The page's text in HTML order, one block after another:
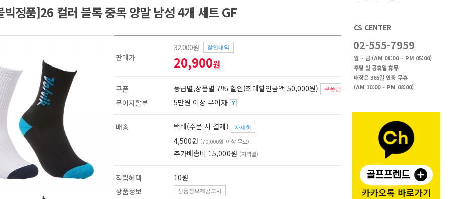
CS CENTER
02-555-7959
월 ~ 금 (AM 08:00 ~ PM 05:00)
주말 및 공휴일 휴무
매장은 365일 연중 무휴
(AM 10:00 ~ PM 08:00)
빅정품]26 컬러 블록 중목 양말 남성 4개 세트 GF
35%
판매가
32,000원 할인내역
20,900원
쿠폰 등급별,상품별 7% 할인(최대할인금액 50,000원) 쿠폰받기
무이자할부 5만원 이상 무이자
배송 택배(주문 시 결제) 자세히
4,500원 (70,000원 이상 무료)
추가배송비 : 5,000원 (지역별)
적립혜택
10원
상품정보
상품정보제공고시